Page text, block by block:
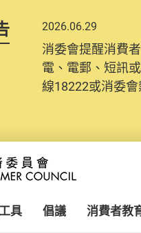
2026.06.29
消委會提醒消費
電、電郵、短訊
線18222或消委
具 倡議 消費者教